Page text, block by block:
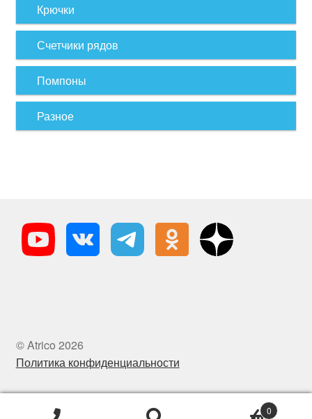
Крючки
Счетчики рядов
Помпоны
Разное
© Atrico 2026
Политика конфиденциальности
0